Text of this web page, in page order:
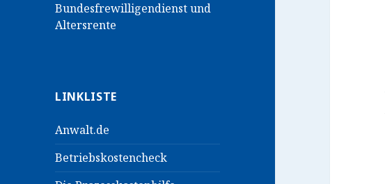
Bundesfrewilligendienst und
Altersrente
LINKLISTE
Anwalt.de
Betriebskostencheck